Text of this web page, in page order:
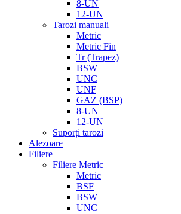
8-UN
12-UN
Tarozi manuali
Metric
Metric Fin
Tr (Trapez)
BSW
UNC
UNF
GAZ (BSP)
8-UN
12-UN
Suporți tarozi
Alezoare
Filiere
Filiere Metric
Metric
BSF
BSW
UNC